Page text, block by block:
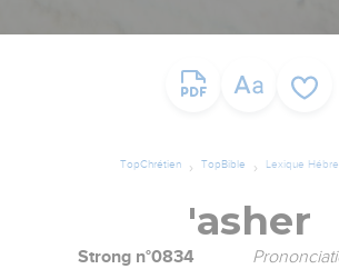
TopChrétien TopBible Lexique
'asher
Strong n°0834